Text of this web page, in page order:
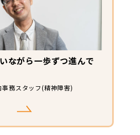
ながら一歩ずつ進んで
務スタッフ(精神障害)